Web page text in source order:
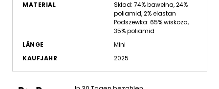
MATERIAL
Skład: 74% bawełna, 24%
poliamid, 2% elastan
Podszewka: 65% wiskoza,
35% poliamid
LÄNGE
Mini
KAUFJAHR
2025